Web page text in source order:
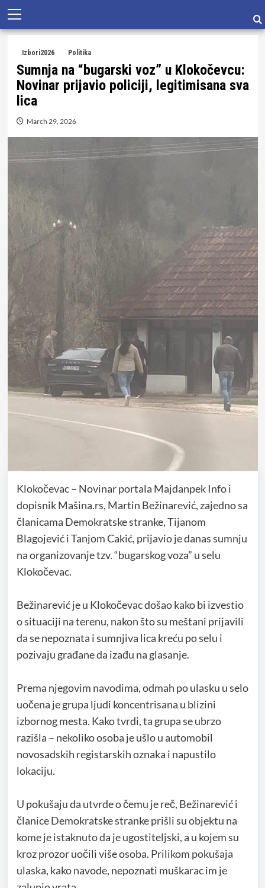
Skip
to
content
Primary
Menu
Izbori2026 Politika
Sumnja na “bugarski voz” u Klokočevcu:
Novinar prijavio policiji, legitimisana sva
lica
March 29, 2026
Klokočevac – Novinar portala Majdanpek Info i
dopisnik Mašina.rs, Martin Bežinarević, zajedno sa
članicama Demokratske stranke, Tijanom
Blagojević i Tanjom Cakić, prijavio je danas sumnju
na organizovanje tzv. “bugarskog voza” u selu
Klokočevac.
Bežinarević je u Klokočevac došao kako bi izvestio
o situaciji na terenu, nakon što su meštani prijavili
da se nepoznata i sumnjiva lica kreću po selu i
pozivaju građane da izađu na glasanje.
Prema njegovim navodima, odmah po ulasku u selo
uočena je grupa ljudi koncentrisana u blizini
izbornog mesta. Kako tvrdi, ta grupa se ubrzo
razišla – nekoliko osoba je ušlo u automobil
novosadskih registarskih oznaka i napustilo
lokaciju.
U pokušaju da utvrde o čemu je reč, Bežinarević i
članice Demokratske stranke prišli su objektu na
kome je istaknuto da je ugostiteljski, a u kojem su
kroz prozor uočili više osoba. Prilikom pokušaja
ulaska, kako navode, nepoznati muškarac im je